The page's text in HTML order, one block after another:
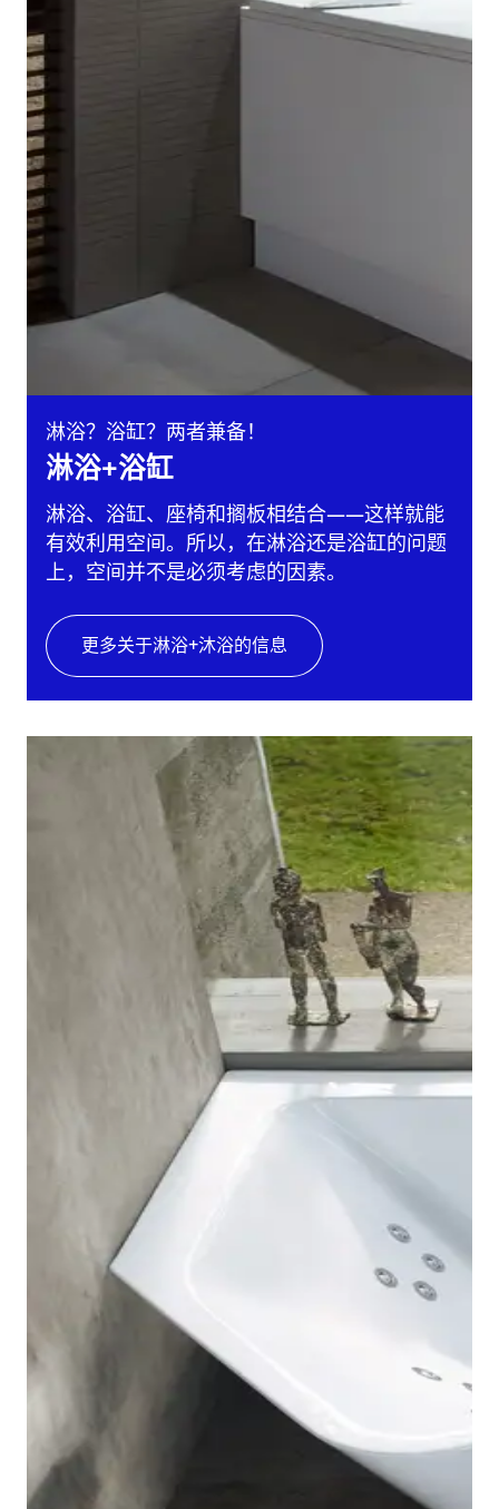
淋浴？浴缸？两者兼备！
淋浴+浴缸
淋浴、浴缸、座椅和搁板相结合——这样就能
有效利用空间。所以，在淋浴还是浴缸的问题
上，空间并不是必须考虑的因素。
更多关于淋浴+沐浴的信息